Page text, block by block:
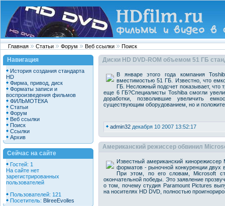
Главная Статьи Форум Веб ссылки Поиск
Навигация
История создания стандарта
HD
Фирма, привод, диск
Форматы записи и
воспроизведения фильмов
ФИЛЬМОТЕКА
Статьи
Форум
Веб ссылки
Поиск
Ссылки
Архив
Сейчас на сайте
Гостей: 1
На сайте нет
зарегистрированных
пользователей
Пользователей: 121
Посетитель: BlireeEvolles
Диски HD DVD-ROM объемом 51 ГБ
В январе этого года компания
вместимостью 51 ГБ. Известно, что
ГБ. Несложный подсчет показывает, что
еще 6 ГБ?Специалисты Toshiba смогли
доработки, позволившие увеличить
существующим оборудованием, но и
admin32 декабря 10 2007 13:52:17
Американский режиссер обвинил
Известный американский
форматов - рыночной конкуренции двух
При этом, по его словам, Microsoft
окончательной победы. Это заявление
о том, почему студия Paramount Pictures
на носителях HD DVD, полностью